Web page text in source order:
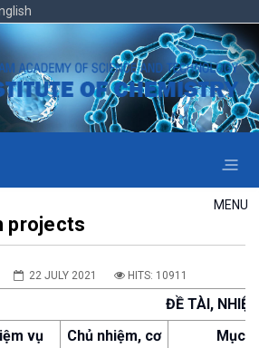
MENU
projects
22 JULY 2021 HITS: 10911
ĐỀ TÀI,
vụ
Chủ nhiệm, cơ
Mục